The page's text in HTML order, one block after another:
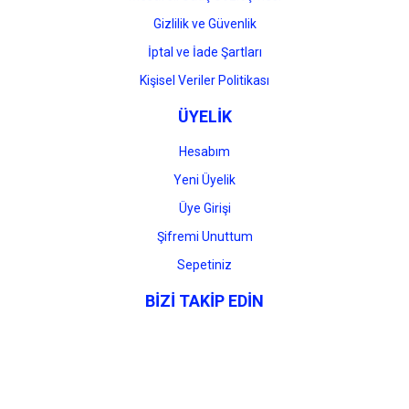
Gizlilik ve Güvenlik
İptal ve İade Şartları
Kişisel Veriler Politikası
ÜYELİK
Hesabım
Yeni Üyelik
Üye Girişi
Şifremi Unuttum
Sepetiniz
BİZİ TAKİP EDİN